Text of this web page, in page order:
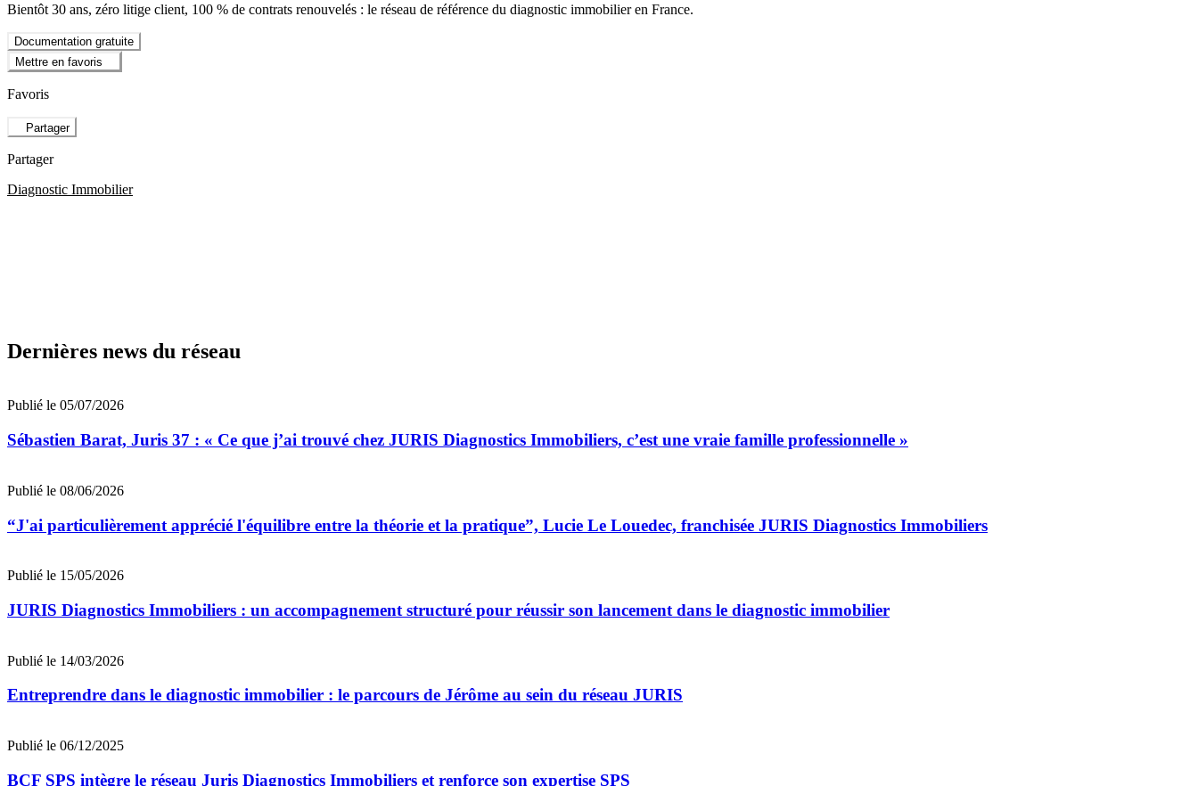
Bientôt 30 ans, zéro litige client, 100 % de contrats renouvelés : le réseau de référence du diagnostic immobilier en France.
Documentation gratuite
Mettre en favoris
Favoris
Partager
Partager
Diagnostic Immobilier
Dernières news du réseau
Publié le 05/07/2026
Sébastien Barat, Juris 37 : « Ce que j’ai trouvé chez JURIS Diagnostics Immobiliers, c’est une vraie famille professionnelle »
Publié le 08/06/2026
“J'ai particulièrement apprécié l'équilibre entre la théorie et la pratique”, Lucie Le Louedec, franchisée JURIS Diagnostics Immobiliers
Publié le 15/05/2026
JURIS Diagnostics Immobiliers : un accompagnement structuré pour réussir son lancement dans le diagnostic immobilier
Publié le 14/03/2026
Entreprendre dans le diagnostic immobilier : le parcours de Jérôme au sein du réseau JURIS
Publié le 06/12/2025
BCF SPS intègre le réseau Juris Diagnostics Immobiliers et renforce son expertise SPS